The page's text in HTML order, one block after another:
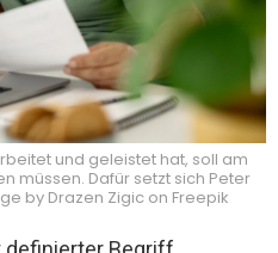
und geleistet hat, soll am
müssen. Dafür setzt sich Peter
by Drazen Zigic on Freepik